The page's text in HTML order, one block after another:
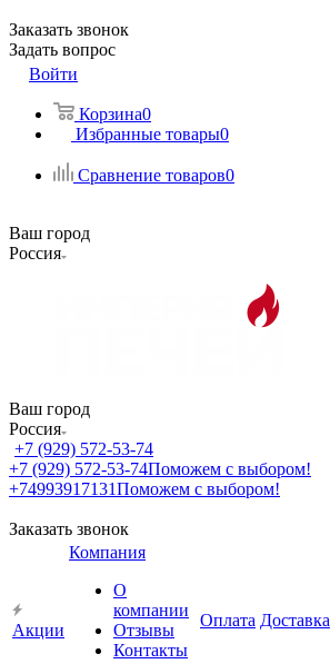
Заказать звонок
Задать вопрос
Войти
Корзина0
Избранные товары0
Сравнение товаров0
Ваш город
Россия
Ваш город
Россия
+7 (929) 572-53-74
+7 (929) 572-53-74Поможем с выбором!
+74993917131Поможем с выбором!
Заказать звонок
Акции
Компания
О
компании
Отзывы
Контакты
Оплата Доставка